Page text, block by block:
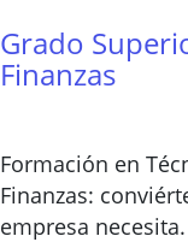
Grado
Finanzas
Formación en
Finanzas:
empresa